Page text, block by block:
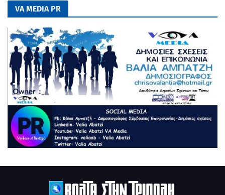
VA MEDIA PR